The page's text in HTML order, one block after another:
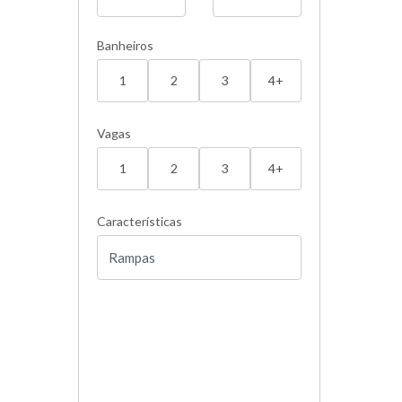
Banheiros
1 2 3 4+
Vagas
1 2 3 4+
Características